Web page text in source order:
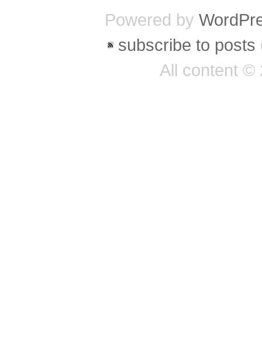
Powered by
subscribe to posts
All content ©